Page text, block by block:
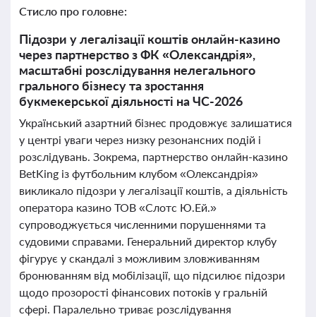
Стисло про головне:
Підозри у легалізації коштів онлайн-казино
через партнерство з ФК «Олександрія»,
масштабні розслідування нелегального
грального бізнесу та зростання
букмекерської діяльності на ЧС-2026
Український азартний бізнес продовжує залишатися
у центрі уваги через низку резонансних подій і
розслідувань. Зокрема, партнерство онлайн-казино
BetKing із футбольним клубом «Олександрія»
викликало підозри у легалізації коштів, а діяльність
оператора казино ТОВ «Слотс Ю.Ей.»
супроводжується численними порушеннями та
судовими справами. Генеральний директор клубу
фігурує у скандалі з можливим зловживанням
бронюванням від мобілізації, що підсилює підозри
щодо прозорості фінансових потоків у гральній
сфері. Паралельно триває розслідування